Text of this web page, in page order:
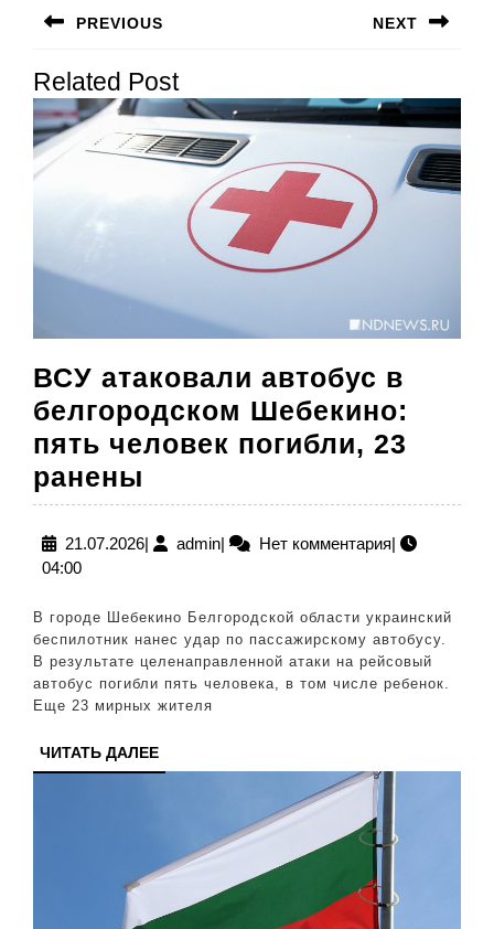
по
записям
PREVIOUS
запись:
NEXT
запись:
Related Post
ВСУ атаковали автобус в
белгородском Шебекино:
пять человек погибли, 23
ранены
атаковали
автобус
белгородском
Шебекино:
пять
человек
погибли,
23
21.07.202621.07.2026
| adminadmin
| Нет комментария|
04:00
В городе Шебекино Белгородской области украинский
беспилотник нанес удар по пассажирскому автобусу.
В результате целенаправленной атаки на рейсовый
автобус погибли пять человека, в том числе ребенок.
Еще 23 мирных жителя
ЧИТАТЬ ДАЛЕЕЧИТАТЬ
ДАЛЕЕ